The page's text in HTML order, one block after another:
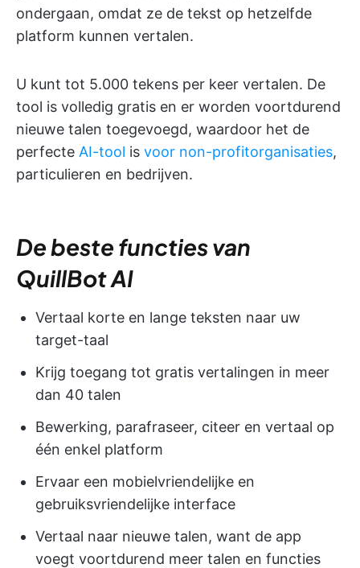
ondergaan, omdat ze de tekst op hetzelfde
platform kunnen vertalen.
U kunt tot 5.000 tekens per keer vertalen. De
tool is volledig gratis en er worden voortdurend
nieuwe talen toegevoegd, waardoor het de
perfecte AI-tool is voor non-profitorganisaties,
particulieren en bedrijven.
De beste functies van
QuillBot AI
Vertaal korte en lange teksten naar uw
target-taal
Krijg toegang tot gratis vertalingen in meer
dan 40 talen
Bewerking, parafraseer, citeer en vertaal op
één enkel platform
Ervaar een mobielvriendelijke en
gebruiksvriendelijke interface
Vertaal naar nieuwe talen, want de app
voegt voortdurend meer talen en functies